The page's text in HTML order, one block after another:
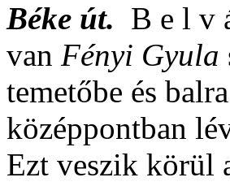
Béke út. B e l v
van Fényi Gyula
temetőbe és
középpontban
Ezt veszik körül